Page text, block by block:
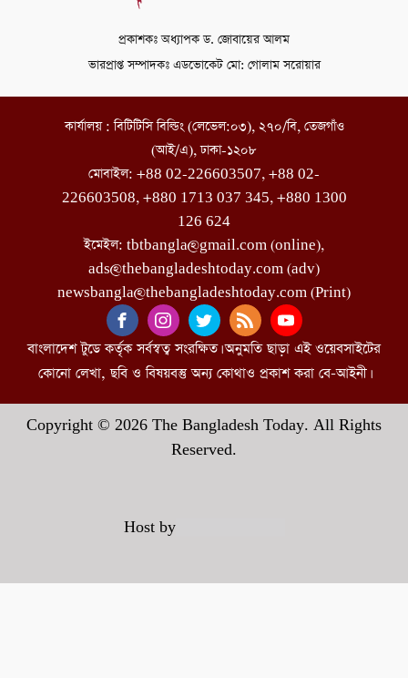
প্রকাশকঃ অধ্যাপক ড. জোবায়ের আলম
ভারপ্রাপ্ত সম্পাদকঃ এডভোকেট মো: গোলাম সরোয়ার
কার্যালয় : বিটিটিসি বিল্ডিং (লেভেল:০৩), ২৭০/বি, তেজগাঁও
(আই/এ), ঢাকা-১২০৮
মোবাইল: +88 02-226603507, +88 02-
226603508, +880 1713 037 345, +880 1300
126 624
ইমেইল: tbtbangla@gmail.com (online),
ads@thebangladeshtoday.com (adv)
newsbangla@thebangladeshtoday.com (Print)
বাংলাদেশ টুডে কর্তৃক সর্বস্বত্ব সংরক্ষিত। অনুমতি ছাড়া এই ওয়েবসাইটের
কোনো লেখা, ছবি ও বিষয়বস্তু অন্য কোথাও প্রকাশ করা বে-আইনী।
Copyright © 2026 The Bangladesh Today. All Rights
Reserved.
Host by